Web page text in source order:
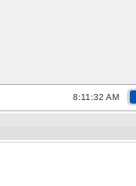
8:11:33 AM